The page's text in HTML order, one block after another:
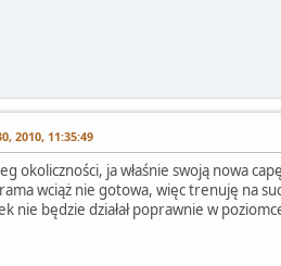
2010, 11:35:49
okoliczności, ja właśnie swoją nowa
wciąż nie gotowa, więc trenuję na
nie będzie działał poprawnie w